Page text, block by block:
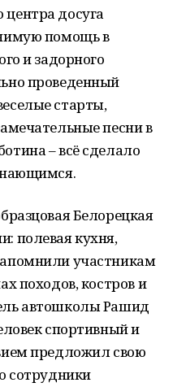
досуга
помощь в
и задорного
проведенный
старты,
песни в
– всё сделало
Белорецкая
полевая кухня,
участникам
походов, костров и
автошколы Рашид
спортивный и
предложил свою
сотрудники